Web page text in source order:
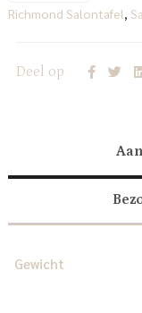
Richmond Salontafel,
Deel op
Gewicht